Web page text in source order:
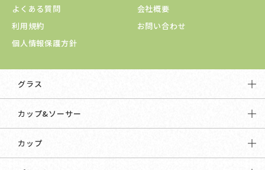
よくある質問
会社概要
利用規約
お問い合わせ
個人情報保護方針
グラス
カップ&ソーサー
カップ